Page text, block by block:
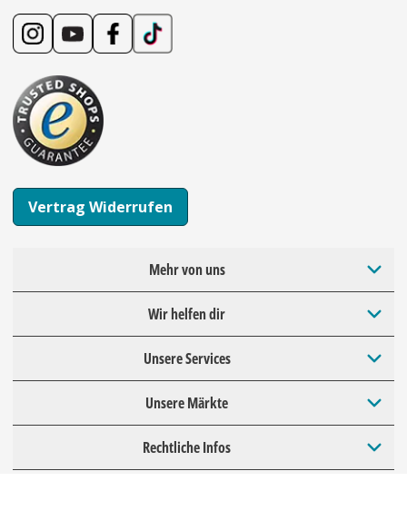
Vertrag Widerrufen
Mehr von uns
Wir helfen dir
Unsere Services
Unsere Märkte
Rechtliche Infos